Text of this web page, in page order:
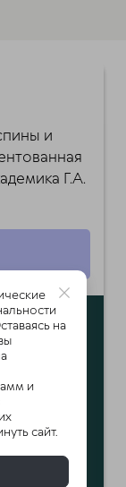
и
Г.А.
на
и
сайт.